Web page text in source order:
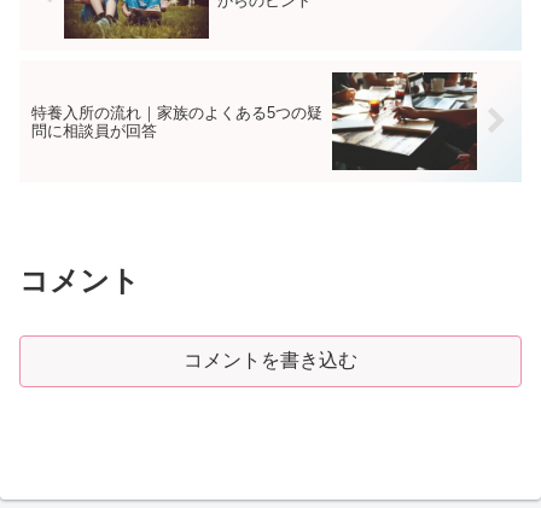
特養入所の流れ｜家族のよくある5つの疑
問に相談員が回答
コメント
コメントを書き込む